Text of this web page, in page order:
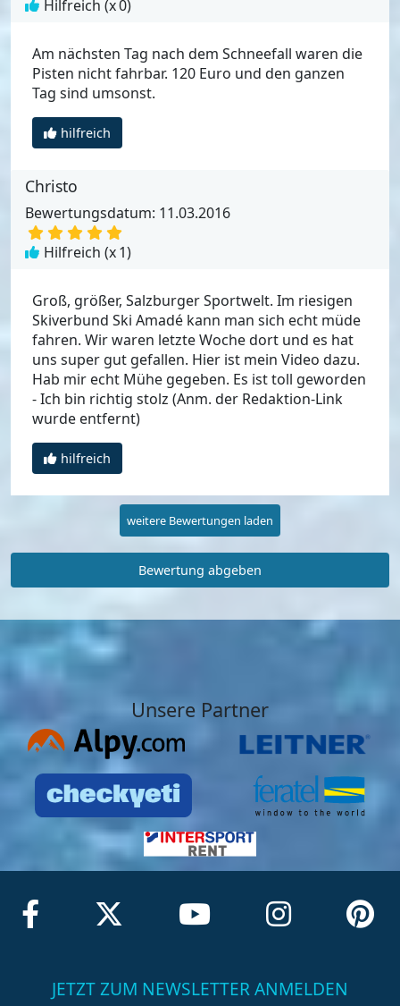
Hilfreich (x0)
Am nächsten Tag nach dem Schneefall waren die
Pisten nicht fahrbar. 120 Euro und den ganzen
Tag sind umsonst.
hilfreich
Christo
Bewertungsdatum: 11.03.2016
Hilfreich (x1)
Groß, größer, Salzburger Sportwelt. Im riesigen
Skiverbund Ski Amadé kann man sich echt müde
fahren. Wir waren letzte Woche dort und es hat
uns super gut gefallen. Hier ist mein Video dazu.
Hab mir echt Mühe gegeben. Es ist toll geworden
- Ich bin richtig stolz (Anm. der Redaktion-Link
wurde entfernt)
hilfreich
weitere Bewertungen laden
Bewertung abgeben
Unsere Partner
JETZT ZUM NEWSLETTER ANMELDEN